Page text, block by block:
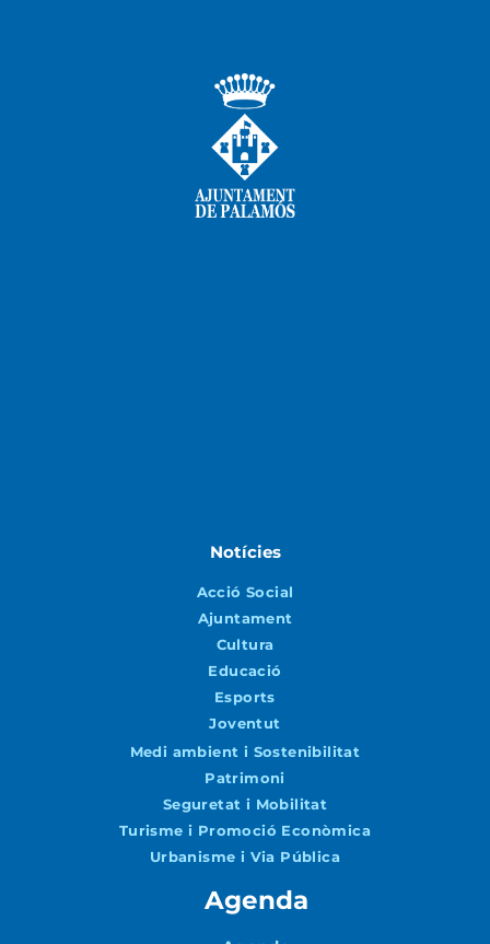
Notícies
Acció Social
Ajuntament
Cultura
Educació
Esports
Joventut
Medi ambient i Sostenibilitat
Patrimoni
Seguretat i Mobilitat
Turisme i Promoció Econòmica
Urbanisme i Via Pública
Agenda